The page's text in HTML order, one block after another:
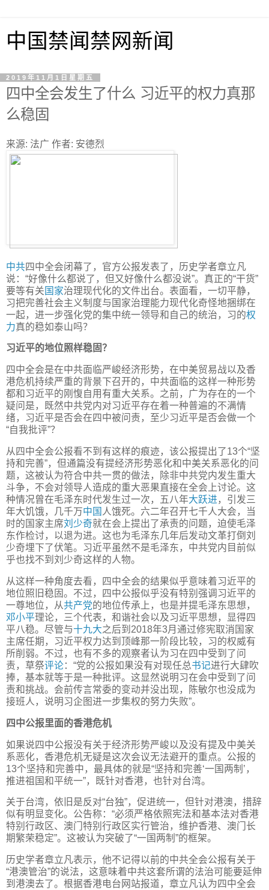
中国禁闻禁网新闻
2019年11月1日星期五
四中全会发生了什么 习近平的权力真那
么稳固
来源: 法广 作者: 安德烈
中共四中全会闭幕了，官方公报发表了，历史学者章立凡
说：“好像什么都说了，但又好像什么都没说”。真正的“干货”
要等有关 国家治理现代化的文件出台。表面看，一切平静，
习把完善社会主义制度与国家治理能力现代化奇怪地捆绑在
一起，进一步强化党的集中统一领导和自己的统治，习的权
力真的稳如泰山吗？
习近平的地位照样稳固？
四中全会是在中共面临严峻经济形势，在中美贸易战以及香
港危机持续严重的背景下召开的，中共面临的这样一种形势
都和习近平的刚愎自用有重大关系。之前，广为存在的一个
疑问是，既然中共党内对习近平存在着一种普遍的不满情
绪，习近平是否会在四中被问责，至少习近平是否会做一个
“自我批评”？
从四中全会公报看不到有这样的痕迹，该公报提出了13个“坚
持和完善”，但通篇没有提经济形势恶化和中美关系恶化的问
题，这被认为符合中共一贯的做法，除非中共党内发生重大
斗争，不会对领导人造成的重大恶果直接在全会上讨论。这
种情况曾在毛泽东时代发生过一次，五八年大跃进，引发三
年大饥饿，几千万中国 人饿死。六二年召开七千人大会，当
时的国家主席刘少奇就在会上提出了承责的问题，迫使毛泽
东作检讨，以退为进。这也为毛泽东几年后发动文革打倒刘
少奇埋下了伏笔。习近平虽然不是毛泽东，中共党内目前似
乎也找不到刘少奇这样的人物。
从这样一种角度去看，四中全会的结果似乎意味着习近平的
地位照旧稳固。不过，四中公报似乎没有特别强调习近平的
一尊地位，从共产党的地位传承上，也是并提毛泽东思想，
邓小平理论，三个代表，和谐社会以及习近平思想，显得四
平八稳。尽管与十九大之后到2018年3月通过修宪取消国家
主席任期，习近平权力达到顶峰那一阶段比较，习的权威有
所削弱。不过，也有不多的观察者认为习在四中受到了问
责，草祭评论：“党的公报如果没有对现任总书记进行大肆吹
捧，基本就等于是一种批评。这显然说明习在会中受到了问
责和挑战。会前传言常委的变动并没出现，陈敏尔也没成为
接班人，说明习企图进一步集权的努力失败”。
四中公报里面的香港危机
如果说四中公报没有关于经济形势严峻以及没有提及中美关
系恶化，香港危机无疑是这次会议无法避开的重点。公报的
13个坚持和完善中，最具体的就是“坚持和完善‘一国两制’，
推进祖国和平统一”，既针对香港，也针对台湾。
关于台湾，依旧是反对“台独”，促进统一，但针对港澳，措辞
似有明显变化。公告称：“必须严格依照宪法和基本法对香港
特别行政区、澳门特别行政区实行管治，维护香港、澳门长
期繁荣稳定”。这被认为突破了“一国两制”的框架。
历史学者章立凡表示，他不记得以前的中共全会公报有关于
“港澳管治”的说法，这意味着中共这套所谓的法治可能要延伸
到港澳去了。根据香港电台网站报道，章立凡认为四中全会